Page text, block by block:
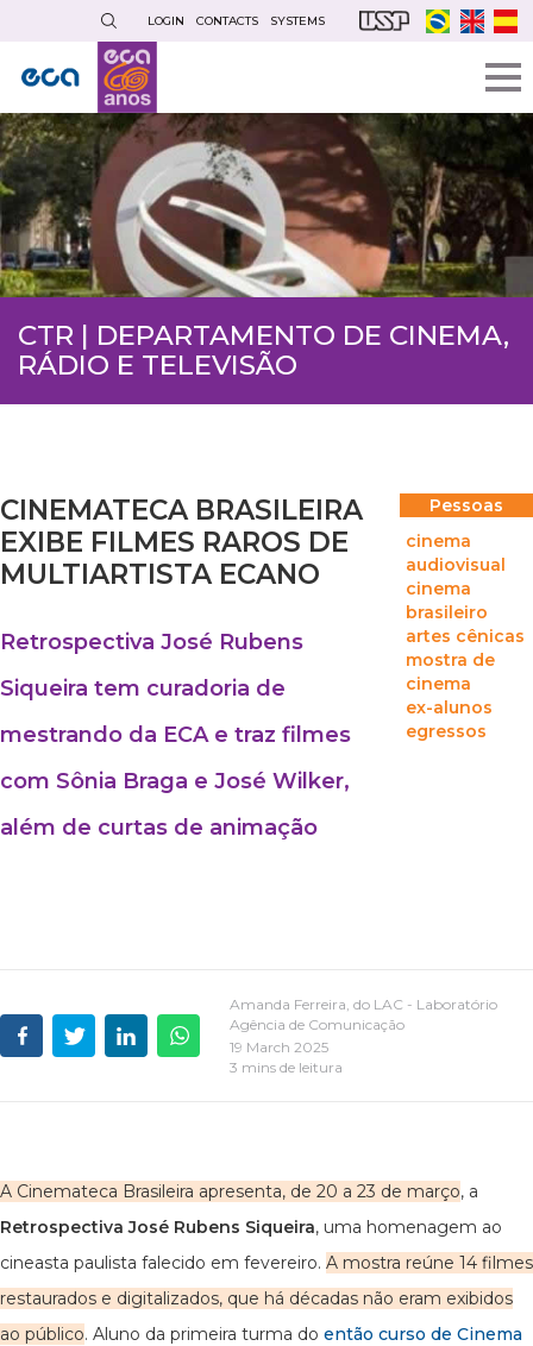
main
content
LOGIN CONTACTS SYSTEMS
CTR | DEPARTAMENTO DE CINEMA,
RÁDIO E TELEVISÃO
CINEMATECA BRASILEIRA
EXIBE FILMES RAROS DE
MULTIARTISTA ECANO
Retrospectiva José Rubens
Siqueira tem curadoria de
mestrando da ECA e traz filmes
com Sônia Braga e José Wilker,
além de curtas de animação
Pessoas
cinema
audiovisual
cinema
brasileiro
artes cênicas
mostra de
cinema
ex-alunos
egressos
Amanda Ferreira, do LAC - Laboratório
Agência de Comunicação
19 March 2025
3 mins de leitura
A Cinemateca Brasileira apresenta, de 20 a 23 de março, a
Retrospectiva José Rubens Siqueira, uma homenagem ao
cineasta paulista falecido em fevereiro. A mostra reúne 14 filmes
restaurados e digitalizados, que há décadas não eram exibidos
ao público. Aluno da primeira turma do então curso de Cinema